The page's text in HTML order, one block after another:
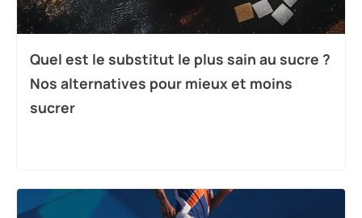
Quel est le substitut le plus sain au sucre ?
Nos alternatives pour mieux et moins
sucrer